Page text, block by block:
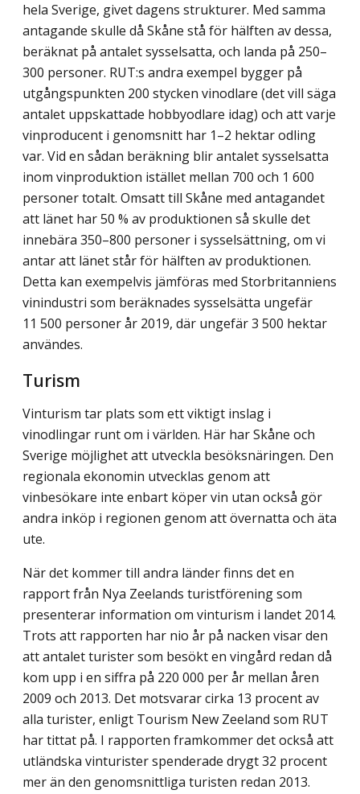
hela Sverige, givet dagens strukturer. Med samma
antagande skulle då Skåne stå för hälften av dessa,
beräknat på antalet sysselsatta, och landa på 250–
300 personer. RUT:s andra exempel bygger på
utgångspunkten 200 stycken vinodlare (det vill säga
antalet uppskattade hobbyodlare idag) och att varje
vinproducent i genomsnitt har 1–2 hektar odling
var. Vid en sådan beräkning blir antalet sysselsatta
inom vinproduktion istället mellan 700 och 1 600
personer totalt. Omsatt till Skåne med antagandet
att länet har 50 % av produktionen så skulle det
innebära 350–800 personer i sysselsättning, om vi
antar att länet står för hälften av produktionen.
Detta kan exempelvis jämföras med Storbritanniens
vinindustri som beräknades sysselsätta ungefär
11 500 personer år 2019, där ungefär 3 500 hektar
användes.
Turism
Vinturism tar plats som ett viktigt inslag i
vinodlingar runt om i världen. Här har Skåne och
Sverige möjlighet att utveckla besöksnäringen. Den
regionala ekonomin utvecklas genom att
vinbesökare inte enbart köper vin utan också gör
andra inköp i regionen genom att övernatta och äta
ute.
När det kommer till andra länder finns det en
rapport från Nya Zeelands turist­förening som
presenterar information om vinturism i landet 2014.
Trots att rapporten har nio år på nacken visar den
att antalet turister som besökt en vingård redan då
kom upp i en siffra på 220 000 per år mellan åren
2009 och 2013. Det motsvarar cirka 13 procent av
alla turister, enligt Tourism New Zeeland som RUT
har tittat på. I rapporten framkommer det också att
utländska vinturister spenderade drygt 32 procent
mer än den genomsnittliga turisten redan 2013.